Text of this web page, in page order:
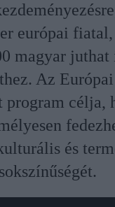
európai
magyar juthat
Az
célja,
és
sokszínűségét.